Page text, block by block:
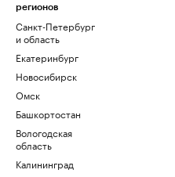
регионов
Санкт-Петербург
и область
Екатеринбург
Новосибирск
Омск
Башкортостан
Вологодская
область
Калининград